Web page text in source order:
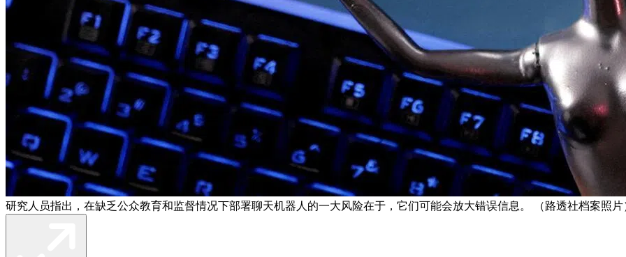
研究人员指出，在缺乏公众教育和监督情况下部署聊天机器人的一大风险在于，它们可能会放大错误信息。 （路透社档案照片